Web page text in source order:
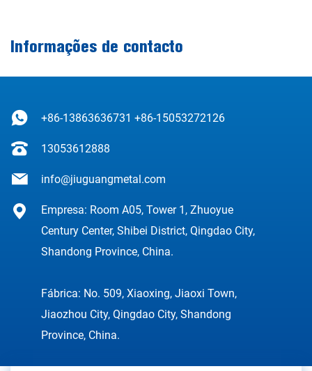
Informações de contacto
+86-13863636731 +86-15053272126
13053612888
info@jiuguangmetal.com
Empresa: Room A05, Tower 1, Zhuoyue
Century Center, Shibei District, Qingdao City,
Shandong Province, China.
Fábrica: No. 509, Xiaoxing, Jiaoxi Town,
Jiaozhou City, Qingdao City, Shandong
Province, China.